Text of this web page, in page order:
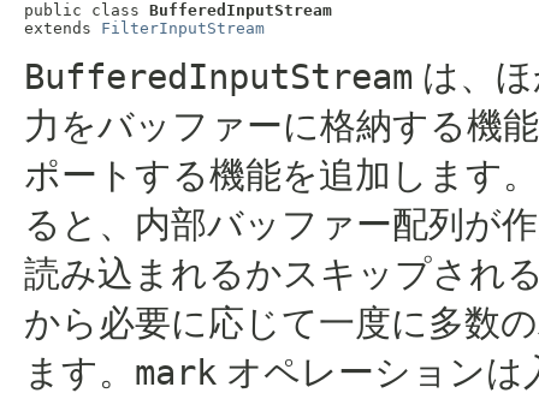
public class BufferedInputStream
extends FilterInputStream
BufferedInputStream は、
力をバッファーに格納する機
ポートする機能を追加します。
ると、内部バッファー配列が
読み込まれるかスキップされ
から必要に応じて一度に多数
ます。 mark オペレーションは